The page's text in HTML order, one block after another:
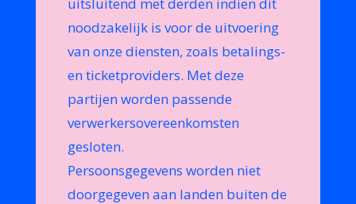
noodzakelijk is voor de uitvoering
van onze diensten, zoals betalings-
en ticketproviders. Met deze
partijen worden passende
verwerkersovereenkomsten
gesloten.
Persoonsgegevens worden niet
doorgegeven aan landen buiten de